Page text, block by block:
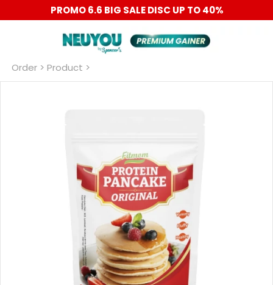
PROMO 6.6 BIG SALE DISC UP TO 40%
Order > Product >